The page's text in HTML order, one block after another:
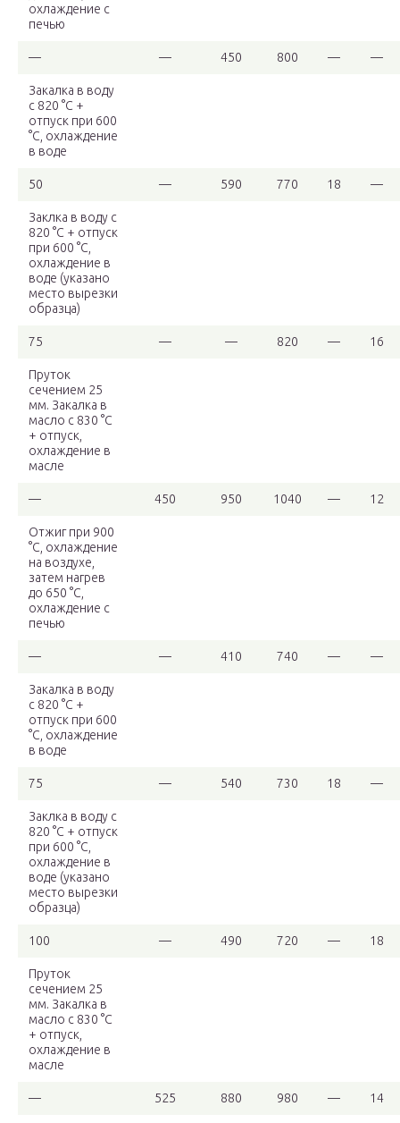
охлаждение с
печью
— — 450 800 — —
Закалка в воду
с 820 °C +
отпуск при 600
°C, охлаждение
в воде
50 — 590 770 18 —
Заклка в воду с
820 °С + отпуск
при 600 °С,
охлаждение в
воде (указано
место вырезки
образца)
75 — — 820 — 16
Пруток
сечением 25
мм. Закалка в
масло с 830 °С
+ отпуск,
охлаждение в
масле
— 450 950 1040 — 12
Отжиг при 900
°С, охлаждение
на воздухе,
затем нагрев
до 650 °С,
охлаждение с
печью
— — 410 740 — —
Закалка в воду
с 820 °C +
отпуск при 600
°C, охлаждение
в воде
75 — 540 730 18 —
Заклка в воду с
820 °С + отпуск
при 600 °С,
охлаждение в
воде (указано
место вырезки
образца)
100 — 490 720 — 18
Пруток
сечением 25
мм. Закалка в
масло с 830 °С
+ отпуск,
охлаждение в
масле
— 525 880 980 — 14